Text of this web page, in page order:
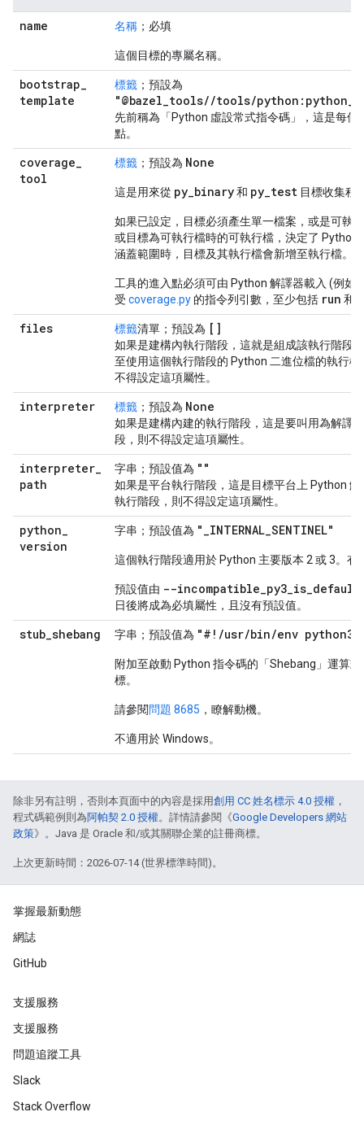
name 名稱 ；必填
這個目標的專屬名稱。
bootstrap_
template
標籤 ；預設為
"@bazel_tools//tools/
先前稱為「Python 虛設常式指令碼」，這是每個
點。
coverage_
tool
標籤 ；預設為 None
這是用來從 py_binary和 py_test 目標收集程
如果已設定，目標必須產生單一檔案，或是可執
或目標為可執行檔時的可執行檔，決定了 Python
涵蓋範圍時，目標及其執行檔會新增至執行檔。
工具的進入點必須可由 Python 解譯器載入 (例如
受 coverage.py 的指令列引數，至少包括 run 和
files
標籤清單；預設為 []
如果是建構內執行階段，這就是組成該執行階段
至使用這個執行階段的 Python 二進位檔的執行
不得設定這項屬性。
interpreter 標籤 ；預設為 None
如果是建構內建的執行階段，這是要叫用為解譯
段，則不得設定這項屬性。
interpreter_
path
字串；預設值為 ""
如果是平台執行階段，這是目標平台上 Python
執行階段，則不得設定這項屬性。
python_
version
字串；預設值為 "_INTERNAL_SENTINEL"
這個執行階段適用於 Python 主要版本 2 或 3。有
預設值由 --incompatible_py3_is_default
日後將成為必填屬性，且沒有預設值。
stub_shebang 字串；預設值為 "#!/usr/bin/env python3"
附加至啟動 Python 指令碼的「Shebang」運算
標。
請參閱問題 8685 ，瞭解動機。
不適用於 Windows。
除非另有註明，否則本頁面中的內容是採用創用 CC 姓名標示 4.0 授權 ，
程式碼範例則為阿帕契 2.0 授權。詳情請參閱《Google Developers 網站
政策》。Java 是 Oracle 和/或其關聯企業的註冊商標。
上次更新時間：2026-07-14 (世界標準時間)。
掌握最新動態
網誌
GitHub
支援服務
支援服務
問題追蹤工具
Slack
Stack Overflow